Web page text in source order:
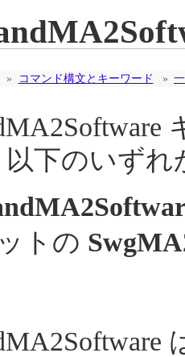
» コマンド構文とキーワード »
下のいず
トの